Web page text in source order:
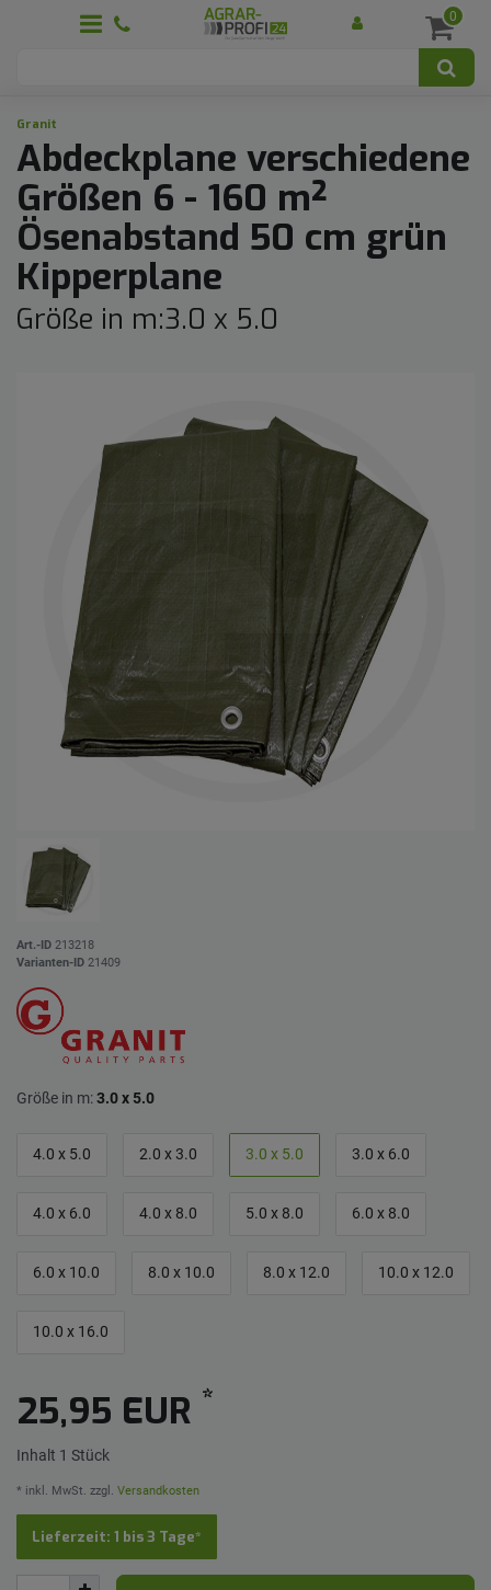
0
Granit
Abdeckplane verschiedene
Größen 6 - 160 m²
Ösenabstand 50 cm grün
Kipperplane
Größe in m:3.0 x 5.0
Art.-ID 213218
Varianten-ID 21409
Größe in m:3.0 x 5.0
4.0 x 5.0 2.0 x 3.0 3.0 x 5.0 3.0 x 6.0
4.0 x 6.0 4.0 x 8.0 5.0 x 8.0 6.0 x 8.0
6.0 x 10.0 8.0 x 10.0 8.0 x 12.0 10.0 x 12.0
10.0 x 16.0
25,95 EUR *
Inhalt 1 Stück
* inkl. MwSt. zzgl. Versandkosten
Lieferzeit: 1 bis 3 Tage*